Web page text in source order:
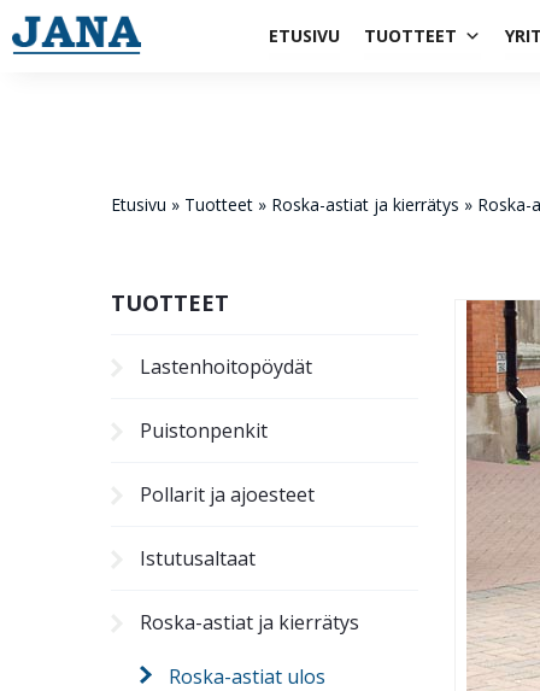
1984
ETUSIVU TUOTTEET
Etusivu » Tuotteet » Roska-astiat ja kierrätys » Roska-
TUOTTEET
Lastenhoito­pöydät
Puistonpenkit
Pollarit ja ajoesteet
Istutusaltaat
Roska-astiat ja kierrätys
Roska-astiat ulos